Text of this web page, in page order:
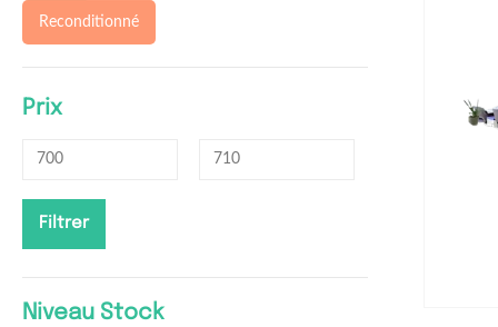
Reconditionné
Prix
Filtrer
Niveau Stock